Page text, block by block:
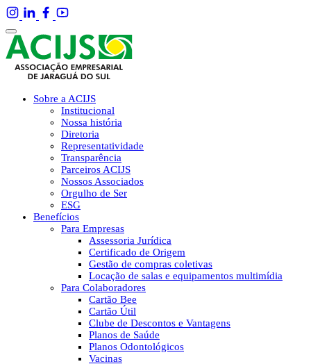
Sobre a ACIJS
Institucional
Nossa história
Diretoria
Representatividade
Transparência
Parceiros ACIJS
Nossos Associados
Orgulho de Ser
ESG
Benefícios
Para Empresas
Assessoria Jurídica
Certificado de Origem
Gestão de compras coletivas
Locação de salas e equipamentos multimídia
Para Colaboradores
Cartão Bee
Cartão Útil
Clube de Descontos e Vantagens
Planos de Saúde
Planos Odontológicos
Vacinas